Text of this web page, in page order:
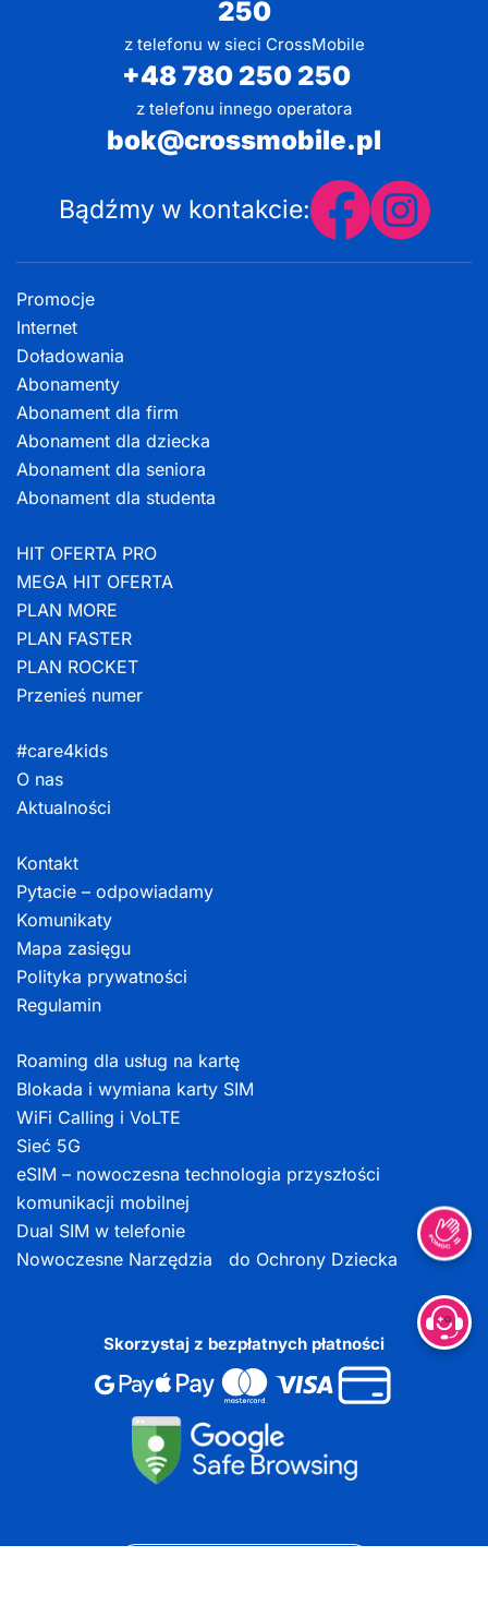
250
z telefonu w sieci CrossMobile
+48 780 250 250
z telefonu innego operatora
bok@crossmobile.pl
Bądźmy w kontakcie:
Promocje
Internet
Doładowania
Abonamenty
Abonament dla firm
Abonament dla dziecka
Abonament dla seniora
Abonament dla studenta
HIT OFERTA PRO
MEGA HIT OFERTA
PLAN MORE
PLAN FASTER
PLAN ROCKET
Przenieś numer
#care4kids
O nas
Aktualności
Kontakt
Pytacie – odpowiadamy
Komunikaty
Mapa zasięgu
Polityka prywatności
Regulamin
Roaming dla usług na kartę
Blokada i wymiana karty SIM
WiFi Calling i VoLTE
Sieć 5G
eSIM – nowoczesna technologia przyszłości
komunikacji mobilnej
Dual SIM w telefonie
Nowoczesne Narzędzia do Ochrony Dziecka
Skorzystaj z bezpłatnych płatności